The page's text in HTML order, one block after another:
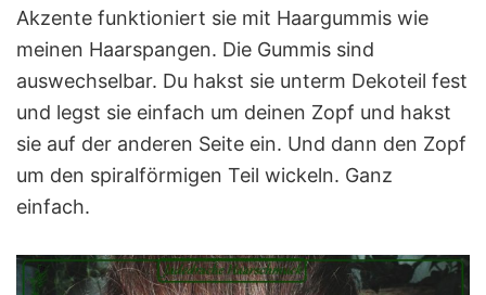
Akzente funktioniert sie mit Haargummis wie
meinen Haarspangen. Die Gummis sind
auswechselbar. Du hakst sie unterm Dekoteil fest
und legst sie einfach um deinen Zopf und hakst
sie auf der anderen Seite ein. Und dann den Zopf
um den spiralförmigen Teil wickeln. Ganz
einfach.